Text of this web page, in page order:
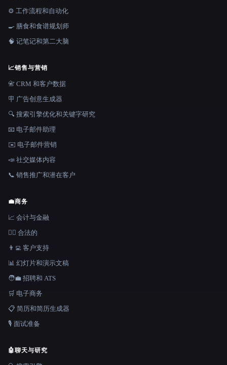
⚙️ 工作流程和自动化
🍳 膳食和食谱规划师
🧠 记笔记和第二大脑
📈销售与营销
📇 CRM 和客户数据
🪧 广告创意生成器
🔍 搜索引擎优化和关键字研究
📧 电子邮件助理
✉️ 电子邮件营销
📣 社交媒体内容
📞 销售推广和潜在客户
💼商务
📈 会计与金融
👩‍⚖️ 合法的
👨‍💻 客户支持
📊 幻灯片和演示文稿
🧑‍💼 招聘和 ATS
🛒 电子商务
📋 简历和简历生成器
🎙️ 面试准备
🤖聊天与研究